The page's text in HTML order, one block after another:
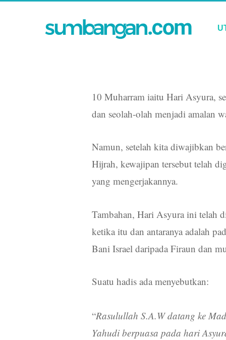
10 Muharram iaitu Hari Asyura,
dan seolah-olah menjadi amalan
Namun, setelah kita diwajibkan
Hijrah, kewajipan tersebut telah
yang mengerjakannya.
Tambahan, Hari Asyura ini telah
ketika itu dan antaranya adalah
Bani Israel daripada Firaun dan
Suatu hadis ada menyebutkan:
“Rasulullah S.A.W datang ke
Yahudi berpuasa pada hari